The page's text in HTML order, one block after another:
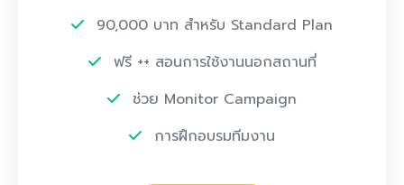
90,000 บาท สำหรับ Standard Plan
ฟรี ++ สอนการใช้งานนอกสถานที่
ช่วย Monitor Campaign
การฝึกอบรมทีมงาน